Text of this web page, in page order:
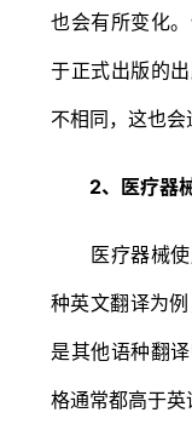
也会有所变化
于正式出版的
不相同，这也会
2、医疗器
医疗器械使
种英文翻译为
是其他语种翻
格通常都高于英